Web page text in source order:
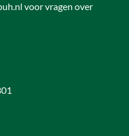
voor vragen over